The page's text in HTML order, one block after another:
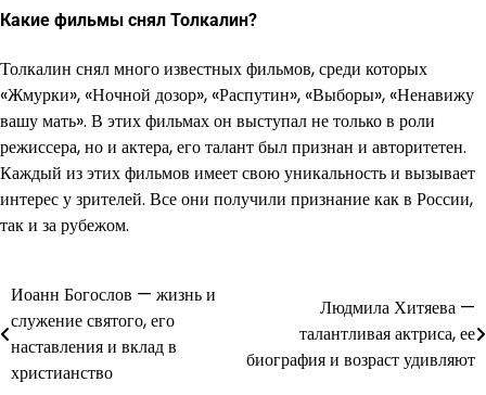
Какие фильмы снял Толкалин?
Толкалин снял много известных фильмов, среди которых
«Жмурки», «Ночной дозор», «Распутин», «Выборы», «Ненавижу
вашу мать». В этих фильмах он выступал не только в роли
режиссера, но и актера, его талант был признан и авторитетен.
Каждый из этих фильмов имеет свою уникальность и вызывает
интерес у зрителей. Все они получили признание как в России,
так и за рубежом.
Навигация
по
записям
Иоанн Богослов — жизнь и
служение святого, его
наставления и вклад в
христианство
Людмила Хитяева —
талантливая актриса, ее
биография и возраст удивляют